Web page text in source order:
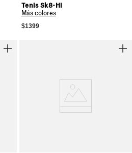
Tenis Sk8-Hi
Más colores
$1399